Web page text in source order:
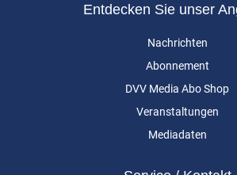
Entdecken Sie unser
Nachrichten
Abonnement
DVV Media Abo Shop
Veranstaltungen
Mediadaten